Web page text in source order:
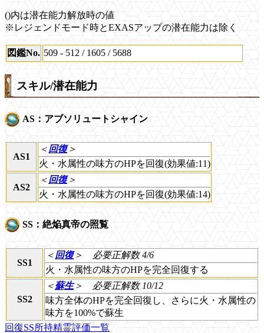
()内は潜在能力解放時の値
※レジェンドモード時とEXASアップの潜在能力は除く
図鑑No. 509 - 512 / 1605 / 5688
スキル/潜在能力
AS：アブソリュートシャイン
AS1
＜回復＞
火・水属性の味方のHPを回復(効果値:11)
AS2
＜回復＞
火・水属性の味方のHPを回復(効果値:14)
SS：絶焔真帝の照覧
SS1
＜回復＞
必要正解数 4/6
火・水属性の味方のHPを完全回復する
SS2
＜蘇生＞
必要正解数 10/12
味方全体のHPを完全回復し、さらに火・水属性の
味方を100%で蘇生
回復SS所持精霊評価一覧